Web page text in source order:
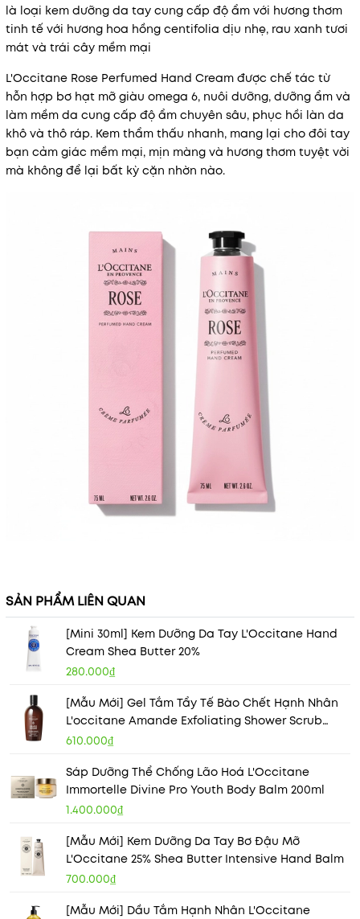
là loại kem dưỡng da tay cung cấp độ ẩm với hương thơm
tinh tế với hương hoa hồng centifolia dịu nhẹ, rau xanh tươi
mát và trái cây mềm mại
L'Occitane Rose Perfumed Hand Cream được chế tác từ
hỗn hợp bơ hạt mỡ giàu omega 6, nuôi dưỡng, dưỡng ẩm và
làm mềm da cung cấp độ ẩm chuyên sâu, phục hồi làn da
khô và thô ráp. Kem thẩm thấu nhanh, mang lại cho đôi tay
bạn cảm giác mềm mại, mịn màng và hương thơm tuyệt vời
mà không để lại bất kỳ cặn nhờn nào.
SẢN PHẨM LIÊN QUAN
[Mini 30ml] Kem Dưỡng Da Tay L'Occitane Hand
Cream Shea Butter 20%
280.000₫
[Mẫu Mới] Gel Tắm Tẩy Tế Bào Chết Hạnh Nhân
L'occitane Amande Exfoliating Shower Scrub
250ml
610.000₫
Sáp Dưỡng Thể Chống Lão Hoá L'Occitane
Immortelle Divine Pro Youth Body Balm 200ml
1.400.000₫
[Mẫu Mới] Kem Dưỡng Da Tay Bơ Đậu Mỡ
L'Occitane 25% Shea Butter Intensive Hand Balm
700.000₫
[Mẫu Mới] Dầu Tắm Hạnh Nhân L'Occitane